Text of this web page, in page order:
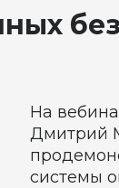
На
Дмитрий
системы